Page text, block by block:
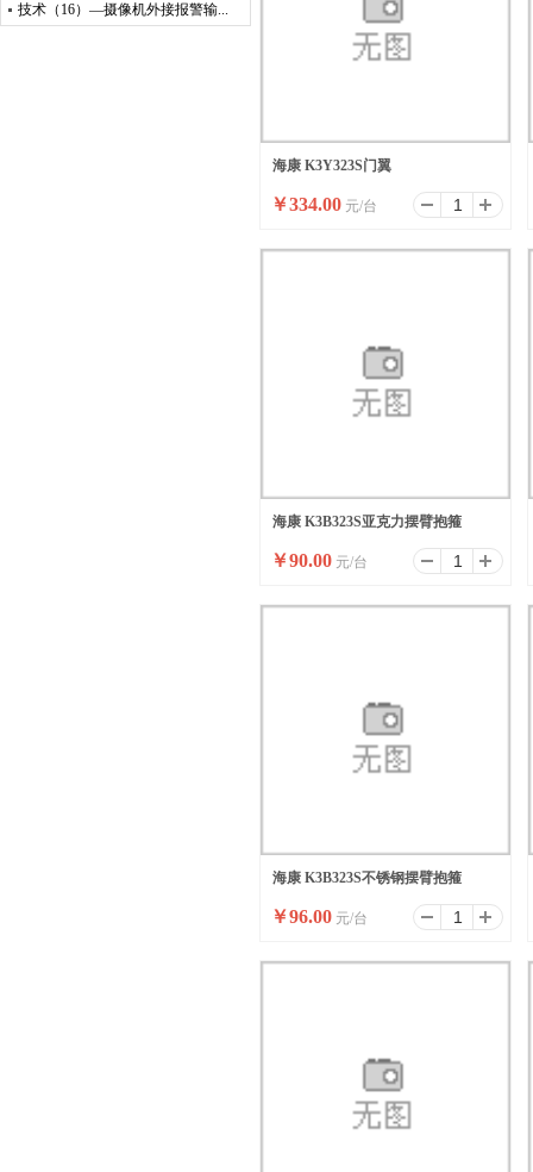
技术（16）—摄像机外接报警输...
海康 K3Y323S门翼
￥334.00 元/台
海康 K3B323S亚克力摆臂抱箍
(A+B)
￥90.00 元/台
海康 K3B323S不锈钢摆臂抱箍
(A+B)
￥96.00 元/台